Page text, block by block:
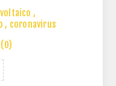
,
, coronavirus